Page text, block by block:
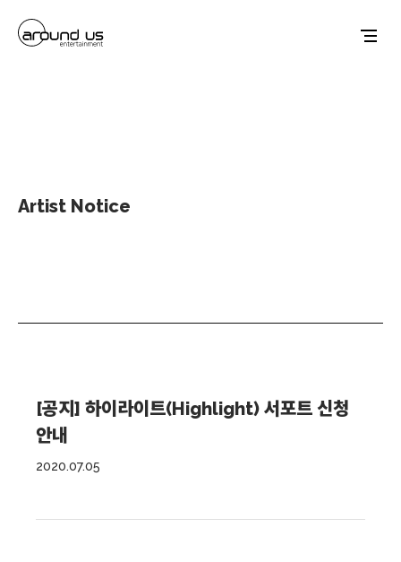
Artist Notice
[공지] 하이라이트(Highlight) 서포트 신청
안내
2020.07.05